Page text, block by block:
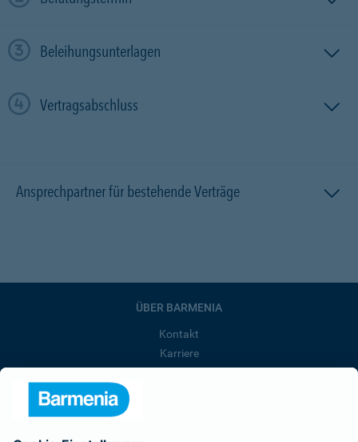
Beleihungsunterlagen
Vertragsabschluss
Ansprechpartner für bestehende Verträge
ÜBER BARMENIA
Kontakt
Karriere